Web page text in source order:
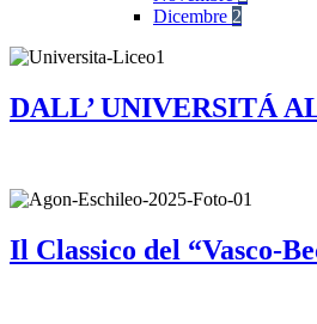
Dicembre 2
DALL’ UNIVERSITÁ
Il Classico del “Vasco-